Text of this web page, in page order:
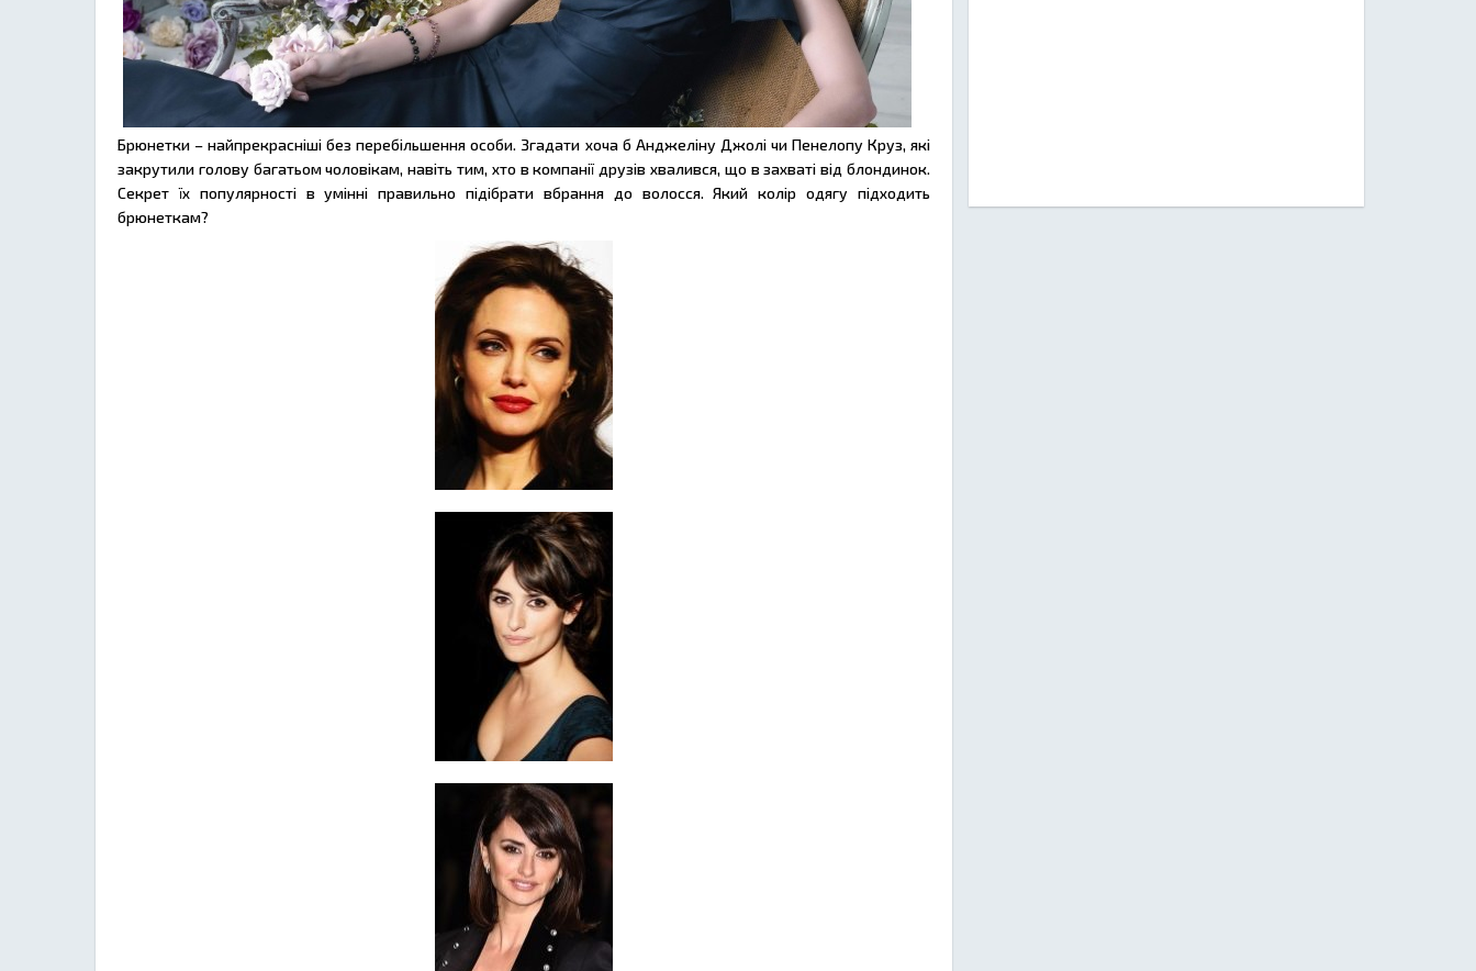
Брюнетки – найпрекрасніші без перебільшення особи. Згадати хоча б Анджеліну Джолі чи Пенелопу Круз, які
закрутили голову багатьом чоловікам, навіть тим, хто в компанії друзів хвалився, що в захваті від блондинок.
Секрет їх популярності в умінні правильно підібрати вбрання до волосся. Який колір одягу підходить
брюнеткам?